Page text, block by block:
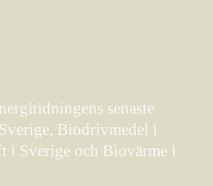
senaste
Biodrivmedel i
i Sverige och Biovärme i